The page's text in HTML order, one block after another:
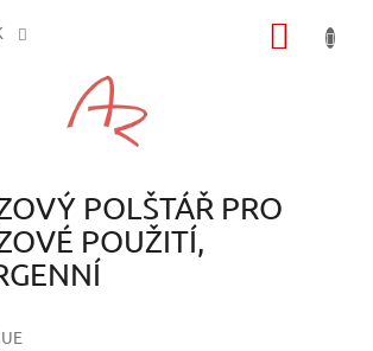
POLŠTÁŘ PRO
POUŽITÍ,